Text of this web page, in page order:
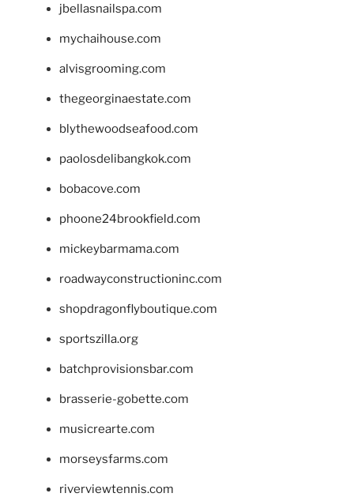
jbellasnailspa.com
mychaihouse.com
alvisgrooming.com
thegeorginaestate.com
blythewoodseafood.com
paolosdelibangkok.com
bobacove.com
phoone24brookfield.com
mickeybarmama.com
roadwayconstructioninc.com
shopdragonflyboutique.com
sportszilla.org
batchprovisionsbar.com
brasserie-gobette.com
musicrearte.com
morseysfarms.com
riverviewtennis.com